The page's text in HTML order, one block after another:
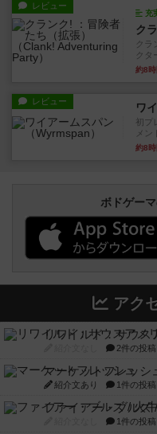
レビュー
充
ク
ク
クタ
約8
レビュー ワ
初プ
メン
約8
ボドゲー
アク
リワイルド：サウス
2件の投稿
マーケットフレッシ
紹介文あり 1件の投稿
ファイアー・ブルズ
1件の投稿